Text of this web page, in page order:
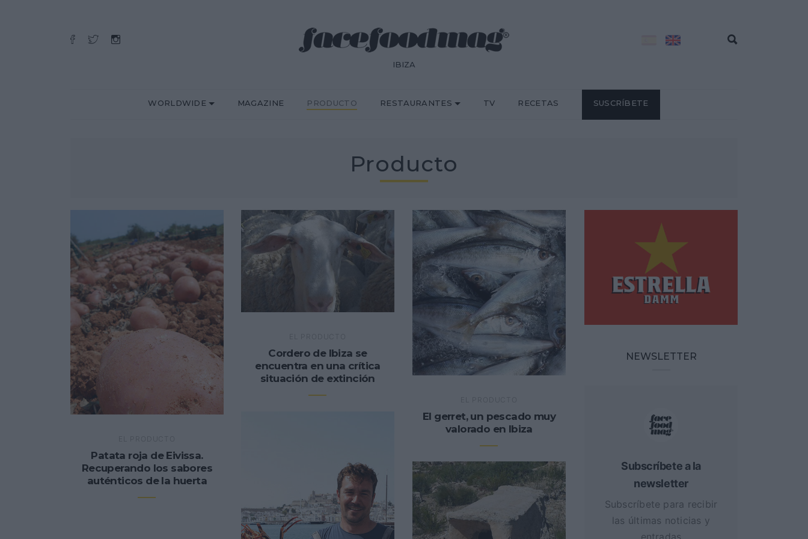
IBIZA
WORLDWIDE MAGAZINE PRODUCTO RESTAURANTES TV RECETAS SUSCRÍBETE
Producto
Patata roja de Eivissa.
Recuperando los sabores
auténticos de la huerta
Cordero de Ibiza se
encuentra en una crítica
situación de extinción
El gerret, un pescado muy
valorado en Ibiza
NEWSLETTER
Subscríbete a la
newsletter
Subscríbete para recibir
las últimas noticias y